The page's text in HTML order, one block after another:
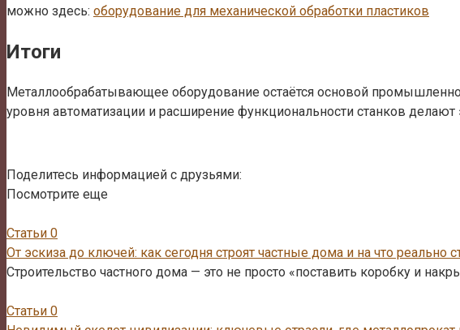
можно здесь: оборудование для механической обработки пластиков
Итоги
Металлообрабатывающее оборудование остаётся основой
уровня автоматизации и расширение функциональности станков
Поделитесь информацией с друзьями:
Посмотрите еще
Статьи 0
От эскиза до ключей: как сегодня строят частные дома и на что реально
Строительство частного дома — это не просто «поставить коробку и
Статьи 0